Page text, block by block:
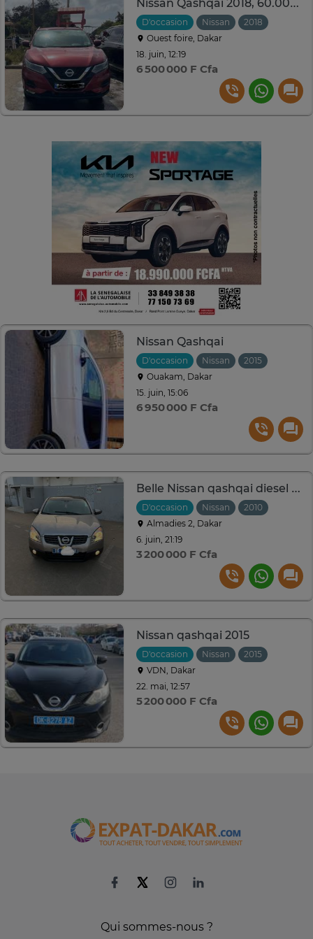
Nissan Qashqai 2018, 60.000 km
D'occasion Nissan 2018
Ouest foire, Dakar
18. juin, 12:19
6 500 000 F Cfa
Nissan Qashqai
D'occasion Nissan 2015
Ouakam, Dakar
15. juin, 15:06
6 950 000 F Cfa
Belle Nissan qashqai diesel manual ECHANGE possible
D'occasion Nissan 2010
Almadies 2, Dakar
6. juin, 21:19
3 200 000 F Cfa
Nissan qashqai 2015
D'occasion Nissan 2015
VDN, Dakar
22. mai, 12:57
5 200 000 F Cfa
Qui sommes-nous ?